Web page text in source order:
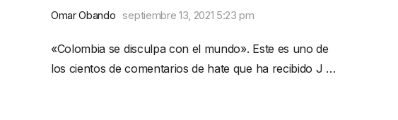
Omar Obando septiembre 13, 2021 5:23 pm
«Colombia se disculpa con el mundo». Este es uno de
los cientos de comentarios de hate que ha recibido J …